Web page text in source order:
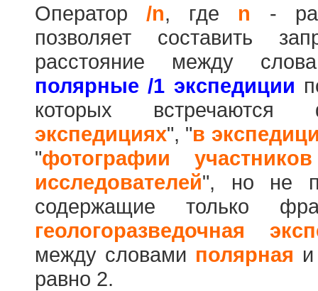
Оператор/n, где n -
позволяет составить
расстояние между
полярные /1 экспедиции
которых
экспедициях", "в
"фотографии
исследователей", но не
содержащие только
геологоразведочная
между словами полярная
равно 2.